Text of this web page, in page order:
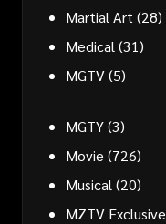
Martial Art (28)
Medical (31)
MGTV(5)
MGTY(3)
Movie (726)
Musical (20)
MZTV Exclusive